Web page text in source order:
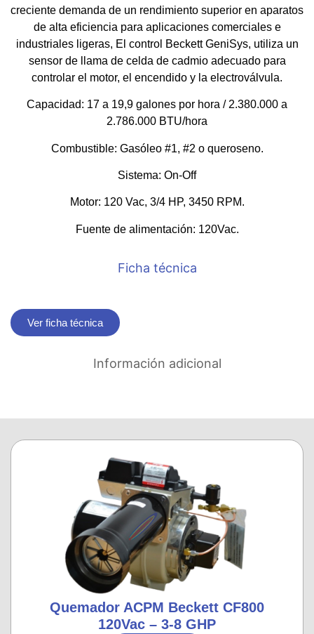
creciente demanda de un rendimiento superior en aparatos
de alta eficiencia para aplicaciones comerciales e
industriales ligeras, El control Beckett GeniSys, utiliza un
sensor de llama de celda de cadmio adecuado para
controlar el motor, el encendido y la electroválvula.
Capacidad: 17 a 19,9 galones por hora / 2.380.000 a
2.786.000 BTU/hora
Combustible: Gasóleo #1, #2 o queroseno.
Sistema: On-Off
Motor: 120 Vac, 3/4 HP, 3450 RPM.
Fuente de alimentación: 120Vac.
Ficha técnica
Información adicional
Ver ficha técnica
Quemador ACPM Beckett CF800
120Vac – 3-8 GHP